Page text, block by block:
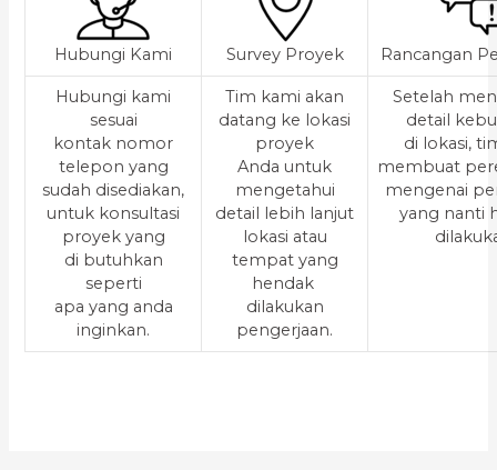
Hubungi Kami Survey Proyek Rancangan
Hubungi kami
sesuai
kontak nomor
telepon yang
sudah disediakan,
untuk konsultasi
proyek yang
di butuhkan
seperti
apa yang anda
inginkan.
Tim kami akan
datang ke lokasi
proyek
Anda untuk
mengetahui
detail lebih lanjut
lokasi atau
tempat yang
hendak
dilakukan
pengerjaan.
Setelah
detail
di lokasi,
membuat
mengenai
yang nanti